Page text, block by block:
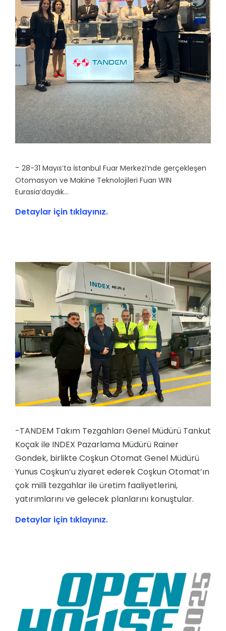
- 28-31 Mayıs’ta İstanbul Fuar Merkezi’nde gerçekleşen
Otomasyon ve Makine Teknolojileri Fuarı WIN
Eurasia’daydık…
Detaylar için tıklayınız.
-TANDEM Takım Tezgahları Genel Müdürü Tankut
Koçak ile INDEX Pazarlama Müdürü Rainer
Gondek, birlikte Coşkun Otomat Genel Müdürü
Yunus Coşkun’u ziyaret ederek Coşkun Otomat’ın
çok milli tezgahlar ile üretim faaliyetlerini,
yatırımlarını ve gelecek planlarını konuştular.
Detaylar için tıklayınız.